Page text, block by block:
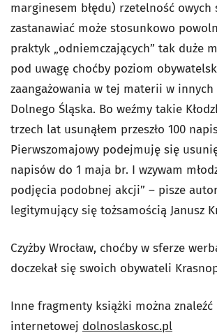
marginesem błędu) rzetelność owych
zastanawiać może stosunkowo
praktyk „odniemczających” tak duże
pod uwagę choćby poziom
zaangażowania w tej materii w innych
Dolnego Śląska. Bo weźmy takie
trzech lat usunąłem przeszło 100
Pierwszomajowy podejmuję się
napisów do 1 maja br. I wzywam
podjęcia podobnej akcji” – pisze
legitymujący się tożsamością Janusz
Czyżby Wrocław, choćby w sferze
doczekał się swoich obywateli
Inne fragmenty książki można
internetowej dolnoslaskosc.pl